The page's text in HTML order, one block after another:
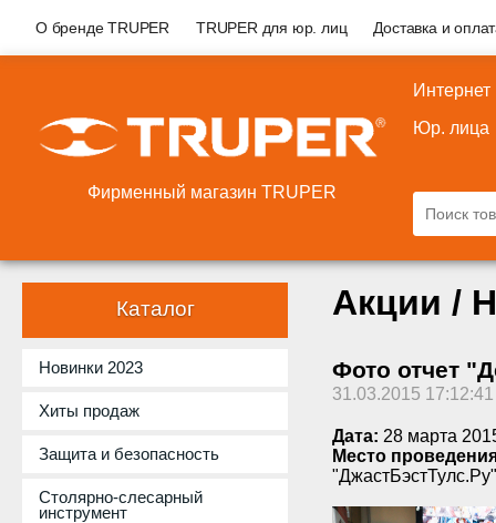
О бренде TRUPER TRUPER для юр. лиц Доставка и
Фирменный магазин TRUPER
Интернет
Юр. лица
Каталог
Новинки 2023
Хиты продаж
Защита и безопасность
Столярно-слесарный
инструмент
Акции /
Фото отчет
31.03.2015 17:12:41
Дата: 28 марта
Место
"ДжастБэстТулс.Ру"